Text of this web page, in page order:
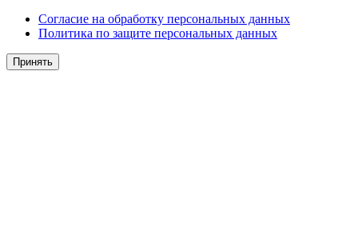
Согласие на обработку персональных данных
Политика по защите персональных данных
Принять